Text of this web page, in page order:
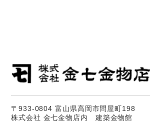
〒933-0804 富山県高岡市問屋町198
株式会社 金七金物店内 建築金物館